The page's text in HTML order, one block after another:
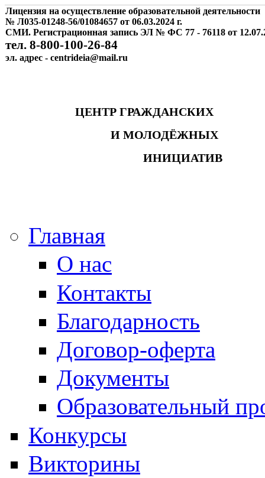
Лицензия на осуществление образовательной деятельности
№ Л035-01248-56/01084657 от 06.03.2024 г.
СМИ. Регистрационная запись ЭЛ № ФС 77 - 76118 от
тел. 8-800-100-26-84
эл. адрес - centrideia@mail.ru
ЦЕНТР ГРАЖДАНСКИХ
И МОЛОДЁЖНЫХ
ИНИЦИАТИВ
Главная
О нас
Контакты
Благодарность
Договор-оферта
Документы
Образовательный
Конкурсы
Викторины